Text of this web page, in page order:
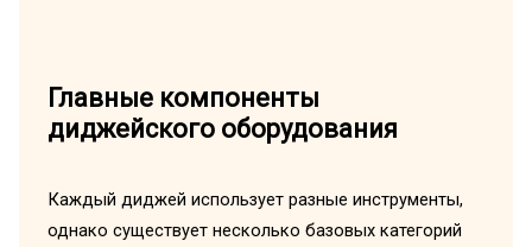
Главные компоненты
диджейского оборудования
Каждый диджей использует разные инструменты,
однако существует несколько базовых категорий